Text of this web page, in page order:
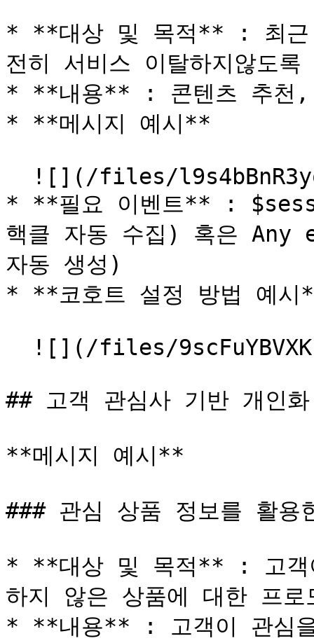
* **대상 및 목적** : 최근
전히 서비스 이탈하지않도록
* **내용** : 콘텐츠 추천,
* **메시지 예시**
* **필요 이벤트** :
핵클 자동 수집) 혹은 Any
자동 생성)
* **코호트 설정 방법 예
## 고객 관심사 기반 개인
**메시지 예시**
### 관심 상품 정보를 활용
* **대상 및 목적** : 고객
하지 않은 상품에 대한 프
* **내용** : 고객이 관심을